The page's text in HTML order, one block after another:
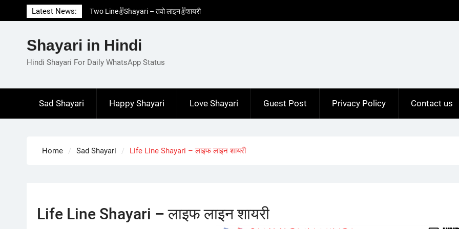
to
Latest News:
Two Line✌️Shayari – तवो लाइन✌️शायरी
Love😓Lines In Hindi – लव😓लाइन्स इन हिंदी
Love🥳Poetry In Hindi – लव🥳पोएट्री इन हिंदी
1 Line☝️Shayari In Hindi – १ लाइन☝️शायरी इन
Shayari in Hindi
Hindi Shayari For Daily WhatsApp Status
Sad Shayari Happy Shayari Love Shayari Guest Post Privacy Policy Contact us
Home Sad Shayari Life Line Shayari – लाइफ लाइन शायरी
Life Line Shayari – लाइफ लाइन शायरी